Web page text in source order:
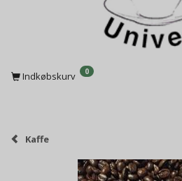
Indkøbskurv 0
Kaffe